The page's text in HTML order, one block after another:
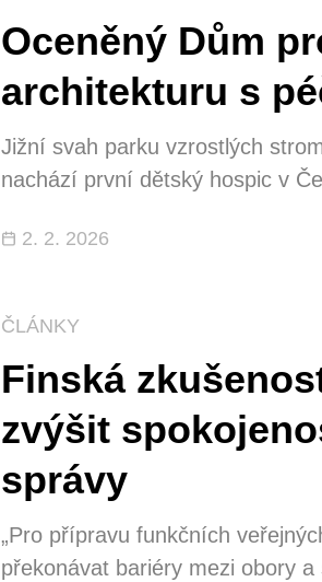
Oceněný Dům
architekturu s
Jižní svah parku vzrostlých
nachází první dětský hospic v
je dokonce natolik originální, že
2. 2. 2026
ČLÁNKY
Finská
zvýšit
správy
„Pro přípravu funkčních
překonávat bariéry mezi obory